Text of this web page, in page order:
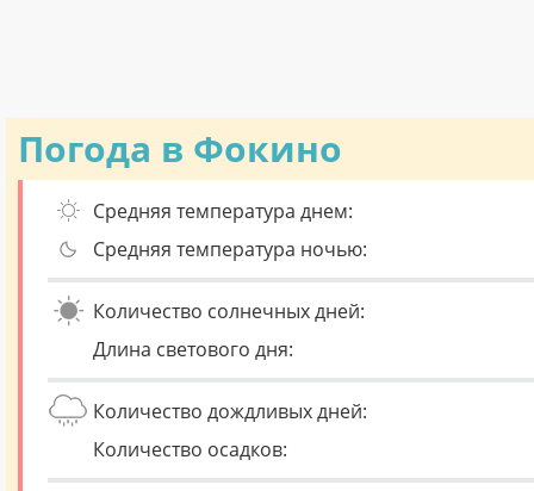
Погода в Фокино
Средняя температура днем:
Средняя температура ночью:
Количество солнечных дней:
Длина светового дня:
Количество дождливых дней:
Количество осадков: